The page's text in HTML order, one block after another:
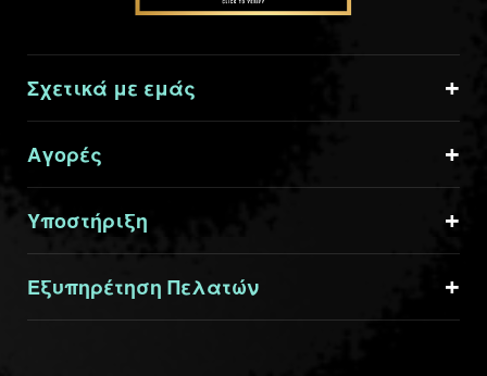
Σχετικά με εμάς
Αγορές
Υποστήριξη
Εξυπηρέτηση Πελατών